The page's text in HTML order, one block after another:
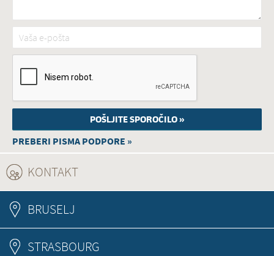
Vaša e-pošta*
PREBERI PISMA PODPORE »
KONTAKT
BRUSELJ
STRASBOURG